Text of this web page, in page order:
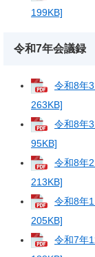
199KB]
令和7年会議録​
令和8年
263KB]
令和8年
95KB]
令和8年
213KB]
令和8年
205KB]
令和7年